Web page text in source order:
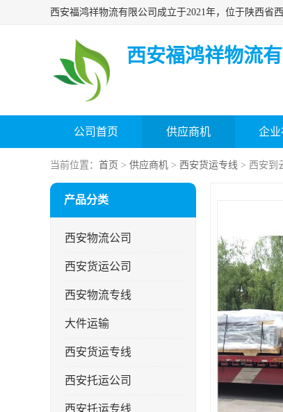
西安福鸿祥物流
公司首页 供应商机 企业
当前位置： 首页 > 供应商机 > 西安货运专线 > 西安到
产品分类
西安物流公司
西安货运公司
西安物流专线
大件运输
西安货运专线
西安托运公司
西安托运专线